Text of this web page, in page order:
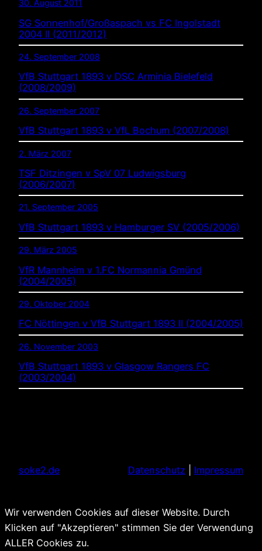
30. August 2011
SG Sonnenhof/Großaspach vs FC Ingolstadt
2004 II (2011/2012)
24. September 2008
VfB Stuttgart 1893 v DSC Arminia Bielefeld
(2008/2009)
26. September 2007
VfB Stuttgart 1893 v VfL Bochum (2007/2008)
2. März 2007
TSF Ditzingen v SpV 07 Ludwigsburg
(2006/2007)
21. September 2005
VfB Stuttgart 1893 v Hamburger SV (2005/2006)
29. März 2005
VfR Mannheim v 1.FC Normannia Gmünd
(2004/2005)
29. Oktober 2004
FC Nöttingen v VfB Stuttgart 1893 II (2004/2005)
26. November 2003
VfB Stuttgart 1893 v Glasgow Rangers FC
(2003/2004)
soke2.de Datenschutz Impressum
Wir verwenden Cookies auf dieser Website. Durch
Klicken auf "Akzeptieren" stimmen Sie der Verwendung
ALLER Cookies zu.